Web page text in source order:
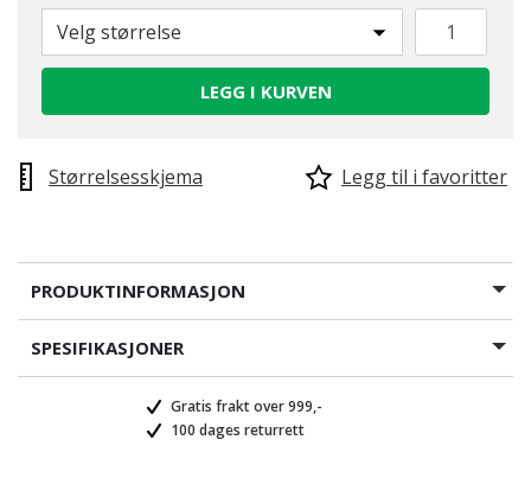
Velg størrelse
LEGG I KURVEN
Størrelsesskjema Legg til i favoritter
PRODUKTINFORMASJON
SPESIFIKASJONER
Gratis frakt over 999,-
100 dages returrett